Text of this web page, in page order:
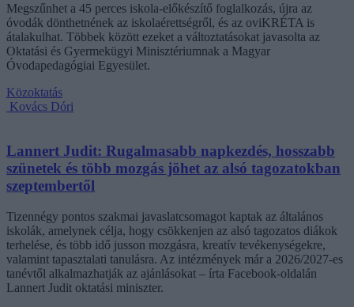
Megszűnhet a 45 perces iskola-előkészítő foglalkozás, újra az
óvodák dönthetnének az iskolaérettségről, és az oviKRÉTA is
átalakulhat. Többek között ezeket a változtatásokat javasolta az
Oktatási és Gyermekügyi Minisztériumnak a Magyar
Óvodapedagógiai Egyesület.
Közoktatás
Kovács Dóri
Lannert Judit: Rugalmasabb napkezdés, hosszabb
szünetek és több mozgás jöhet az alsó tagozatokban
szeptembertől
Tizennégy pontos szakmai javaslatcsomagot kaptak az általános
iskolák, amelynek célja, hogy csökkenjen az alsó tagozatos diákok
terhelése, és több idő jusson mozgásra, kreatív tevékenységekre,
valamint tapasztalati tanulásra. Az intézmények már a 2026/2027-es
tanévtől alkalmazhatják az ajánlásokat – írta Facebook-oldalán
Lannert Judit oktatási miniszter.